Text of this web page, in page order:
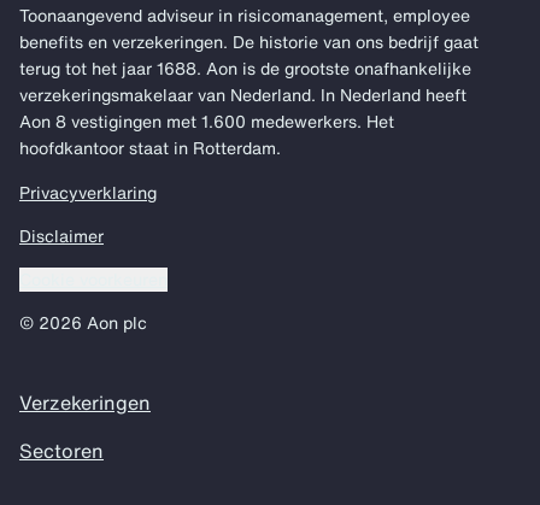
Toonaangevend adviseur in risicomanagement, employee
benefits en verzekeringen. De historie van ons bedrijf gaat
terug tot het jaar 1688. Aon is de grootste onafhankelijke
verzekeringsmakelaar van Nederland. In Nederland heeft
Aon 8 vestigingen met 1.600 medewerkers. Het
hoofdkantoor staat in Rotterdam.
Privacyverklaring
Disclaimer
© 2026 Aon plc
Verzekeringen
Sectoren